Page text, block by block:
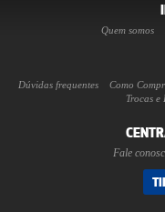
Quem somos
Dúvidas frequentes Como
Trocas e
Fale